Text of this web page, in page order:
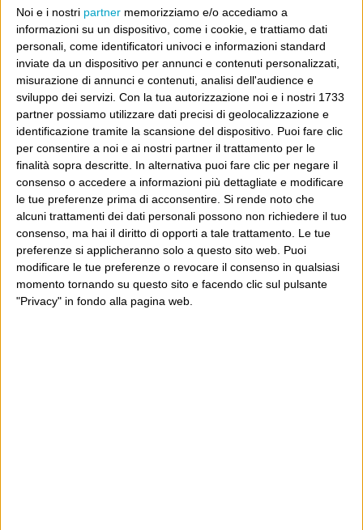
Noi e i nostri partner memorizziamo e/o accediamo a
informazioni su un dispositivo, come i cookie, e trattiamo dati
personali, come identificatori univoci e informazioni standard
inviate da un dispositivo per annunci e contenuti personalizzati,
misurazione di annunci e contenuti, analisi dell'audience e
sviluppo dei servizi. Con la tua autorizzazione noi e i nostri 1733
partner possiamo utilizzare dati precisi di geolocalizzazione e
identificazione tramite la scansione del dispositivo. Puoi fare clic
per consentire a noi e ai nostri partner il trattamento per le
finalità sopra descritte. In alternativa puoi fare clic per negare il
consenso o accedere a informazioni più dettagliate e modificare
le tue preferenze prima di acconsentire. Si rende noto che
alcuni trattamenti dei dati personali possono non richiedere il tuo
consenso, ma hai il diritto di opporti a tale trattamento. Le tue
preferenze si applicheranno solo a questo sito web. Puoi
modificare le tue preferenze o revocare il consenso in qualsiasi
momento tornando su questo sito e facendo clic sul pulsante
"Privacy" in fondo alla pagina web.
Leggi il Post, magari ti piace
Luca Sofri Cartastampata,Dischi,Donna
Scissor Sisters – Scissor Sisters David Byrne – Grown Backwards
E per i regali di Natale